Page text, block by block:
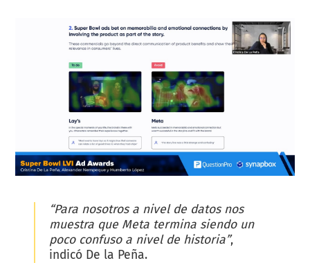
“Para nosotros a nivel de datos nos
muestra que Meta termina siendo un
poco confuso a nivel de historia”,
indicó De la Peña.